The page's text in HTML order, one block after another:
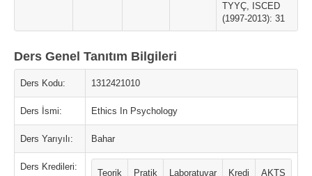
TYYÇ, ISCED
(1997-2013): 31
Ders Genel Tanıtım Bilgileri
Ders Kodu: 1312421010
Ders İsmi: Ethics In Psychology
Ders Yarıyılı: Bahar
Ders Kredileri:
Teorik Pratik Laboratuvar Kredi AKTS